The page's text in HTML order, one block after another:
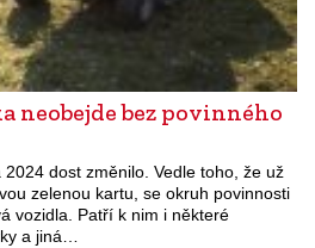
neobejde bez povinného
dost změnilo. Vedle toho, že už
zelenou kartu, se okruh povinnosti
vozidla. Patří k nim i některé
a jiná…